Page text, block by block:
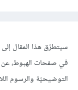
سيتطرّق هذا المقال إلى
في صفحات الهبوط، عن
التوضيحيّة والرسوم